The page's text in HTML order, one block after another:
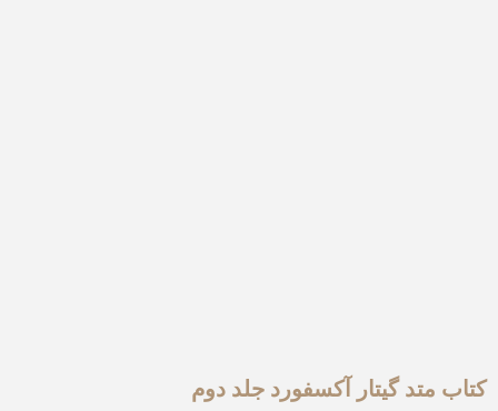
کتاب متد گیتار آکسفورد جلد دوم